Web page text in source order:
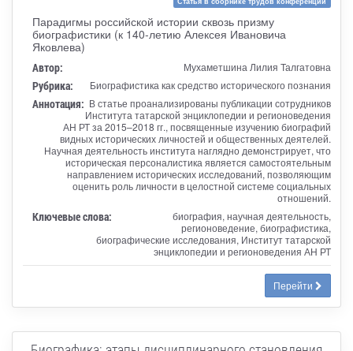
Парадигмы российской истории сквозь призму
биографистики (к 140-летию Алексея Ивановича
Яковлева)
Автор: Мухаметшина Лилия Талгатовна
Рубрика: Биографистика как средство исторического познания
Аннотация: В статье проанализированы публикации сотрудников
Института татарской энциклопедии и регионоведения
АН РТ за 2015–2018 гг., посвященные изучению биографий
видных исторических личностей и общественных деятелей.
Научная деятельность института наглядно демонстрирует, что
историческая персоналистика является самостоятельным
направлением исторических исследований, позволяющим
оценить роль личности в целостной системе социальных
отношений.
Ключевые слова:
биография, научная деятельность,
регионоведение, биографистика,
биографические исследования, Институт татарской
энциклопедии и регионоведения АН РТ
Перейти